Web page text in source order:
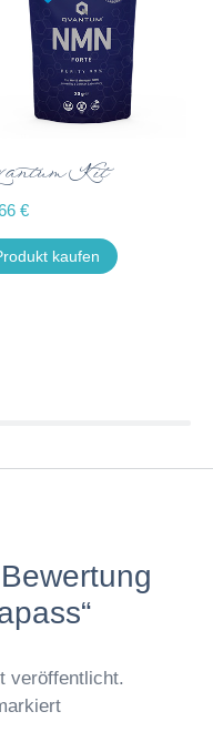
Kit
€
kaufen
veröffentlicht.